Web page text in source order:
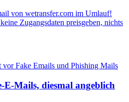
von wetransfer.com im Umlauf!
Zugangsdaten preisgeben, nichts
E-Mails, diesmal angeblich